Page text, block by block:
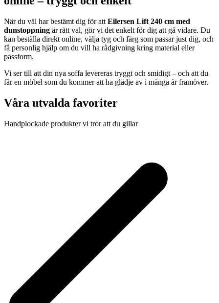
Närdu väl harbestämt dig föratt Eilersen Lift 240 cm med
dunstoppning ärrätt val, görvi det enkelt fördig att gå vidare. Du
kan beställa direkt online, välja tyg och färg som passarjust dig, och
få personlig hjälp om du vill ha rådgivning kring material eller
passform.
Vi sertill att din nya soffa levereras tryggt och smidigt – och att du
fåren möbel som du kommeratt ha glädje av i många årframöver.
Våra utvalda favoriter
Handplockade produkter vi tror att du gillar